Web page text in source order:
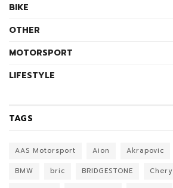
BIKE
OTHER
MOTORSPORT
LIFESTYLE
TAGS
AAS Motorsport Aion Akrapovic
BMW
bric BRIDGESTONE Chery